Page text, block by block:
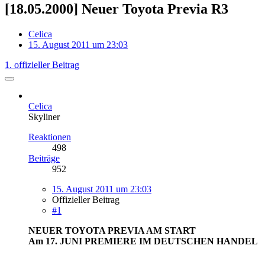
[18.05.2000] Neuer Toyota Previa R3
Celica
15. August 2011 um 23:03
1. offizieller Beitrag
Celica
Skyliner
Reaktionen
498
Beiträge
952
15. August 2011 um 23:03
Offizieller Beitrag
#1
NEUER TOYOTA PREVIA AM START
Am 17. JUNI PREMIERE IM DEUTSCHEN HANDEL